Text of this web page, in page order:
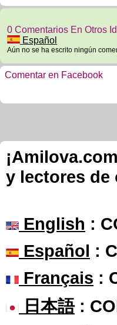
0 Comentarios En Otros
Español
Aún no se ha escrito ningún
Comentar en Facebook
y lectores de
English :
Español :
Français :
日本語: